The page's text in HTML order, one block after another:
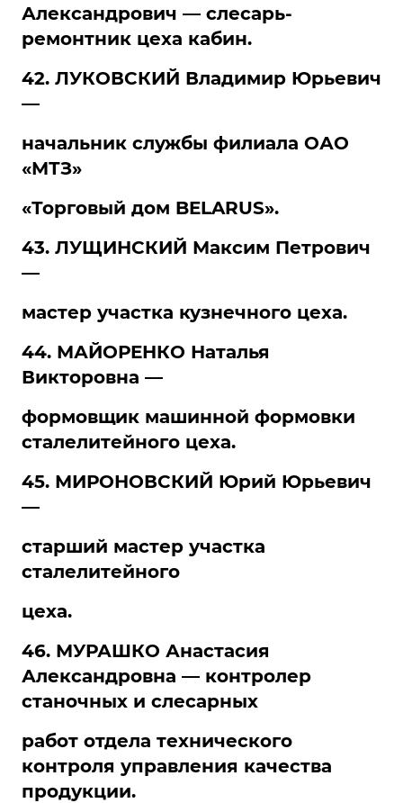
Александрович — слесарь-
ремонтник цеха кабин.
42. ЛУКОВСКИЙ Владимир Юрьевич
—
начальник службы филиала ОАО
«МТЗ»
«Торговый дом BELARUS».
43. ЛУЩИНСКИЙ Максим Петрович
—
мастер участка кузнечного цеха.
44. МАЙОРЕНКО Наталья
Викторовна —
формовщик машинной формовки
сталелитейного цеха.
45. МИРОНОВСКИЙ Юрий Юрьевич
—
старший мастер участка
сталелитейного
цеха.
46. МУРАШКО Анастасия
Александровна — контролер
станочных и слесарных
работ отдела технического
контроля управления качества
продукции.